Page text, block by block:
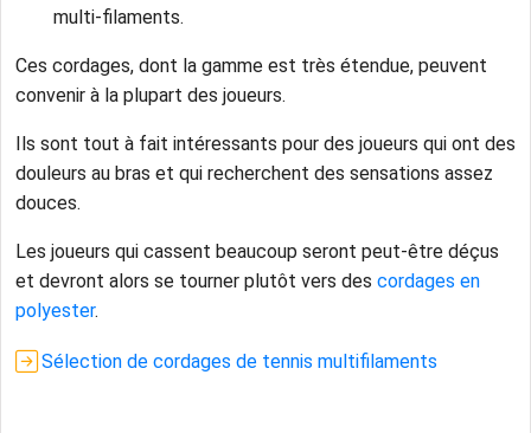
multi-filaments.
Ces cordages, dont la gamme est très étendue, peuvent
convenir à la plupart des joueurs.
Ils sont tout à fait intéressants pour des joueurs qui ont des
douleurs au bras et qui recherchent des sensations assez
douces.
Les joueurs qui cassent beaucoup seront peut-être déçus
et devront alors se tourner plutôt vers des cordages en
polyester.
Sélection de cordages de tennis multifilaments